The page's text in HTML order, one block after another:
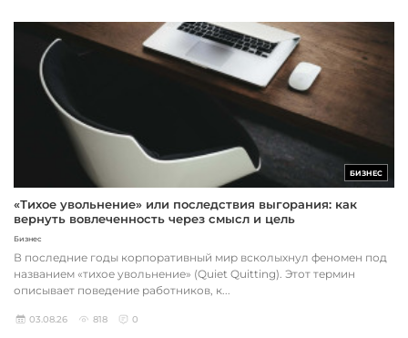
БИЗНЕС
«Тихое увольнение» или последствия выгорания: как
вернуть вовлеченность через смысл и цель
Бизнес
В последние годы корпоративный мир всколыхнул феномен под
названием «тихое увольнение» (Quiet Quitting). Этот термин
описывает поведение работников, к...
03.08.26 818 0